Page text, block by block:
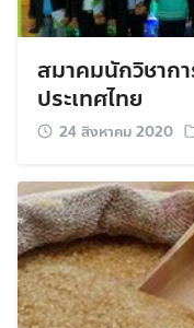
สมาคมนักวิชาก
ประเทศไทย
24 สิงหาคม 2020